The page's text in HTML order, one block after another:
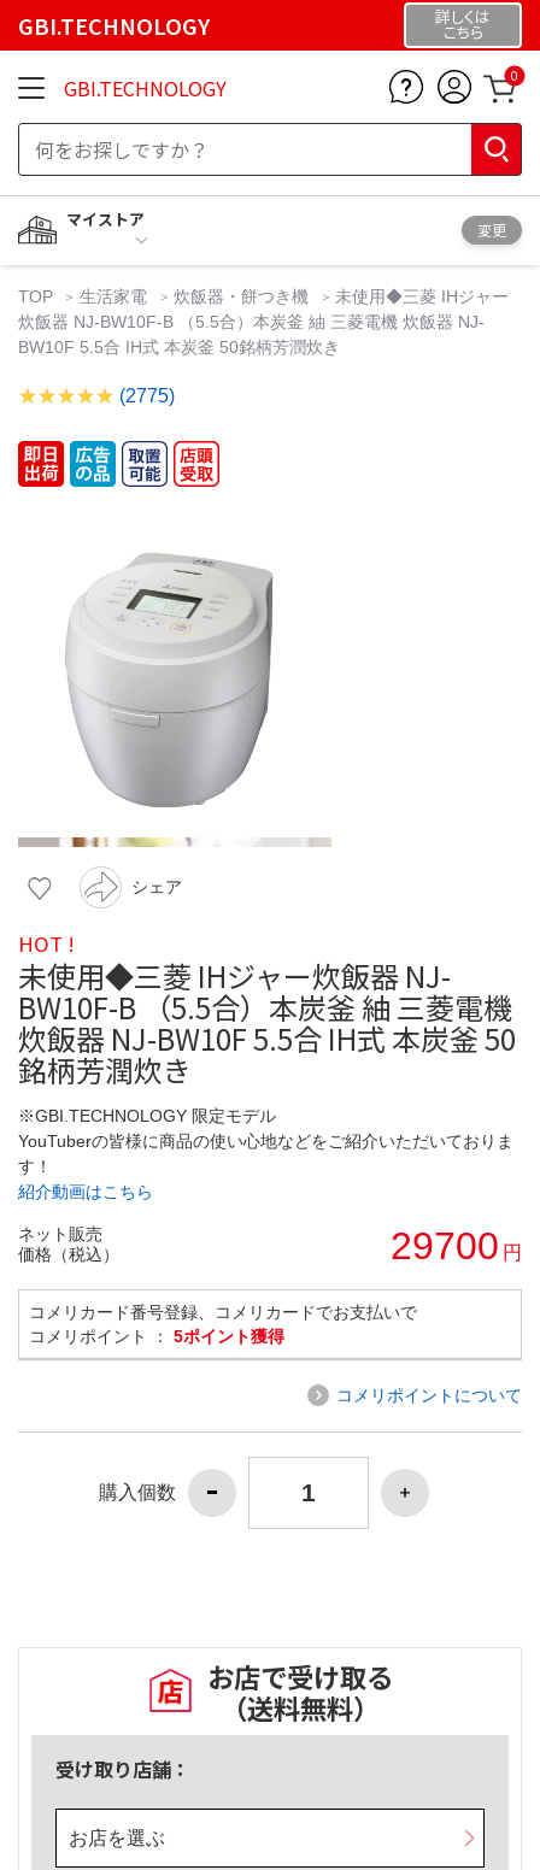
GBI.TECHNOLOGY 詳しくは
こちら
GBI.TECHNOLOGY 0
マイストア
変更
TOP 生活家電 炊飯器・餅つき機
未使用◆三菱 IHジャー
炊飯器 NJ-BW10F-B （5.5合）本炭釜 紬 三菱電機 炊飯器 NJ-
BW10F 5.5合 IH式 本炭釜 50銘柄芳潤炊き
(2775)
シェア
HOT !
未使用◆三菱 IHジャー炊飯器 NJ-
BW10F-B （5.5合）本炭釜 紬 三菱電機
炊飯器 NJ-BW10F 5.5合 IH式 本炭釜 50
銘柄芳潤炊き
※GBI.TECHNOLOGY 限定モデル
YouTuberの皆様に商品の使い心地などをご紹介いただいておりま
す！
紹介動画はこちら
ネット販売
価格（税込）
29700 円
コメリカード番号登録、コメリカードでお支払いで
コメリポイント ： 5ポイント獲得
コメリポイントについて
購入個数
お店で受け取る
（送料無料）
受け取り店舗：
お店を選ぶ